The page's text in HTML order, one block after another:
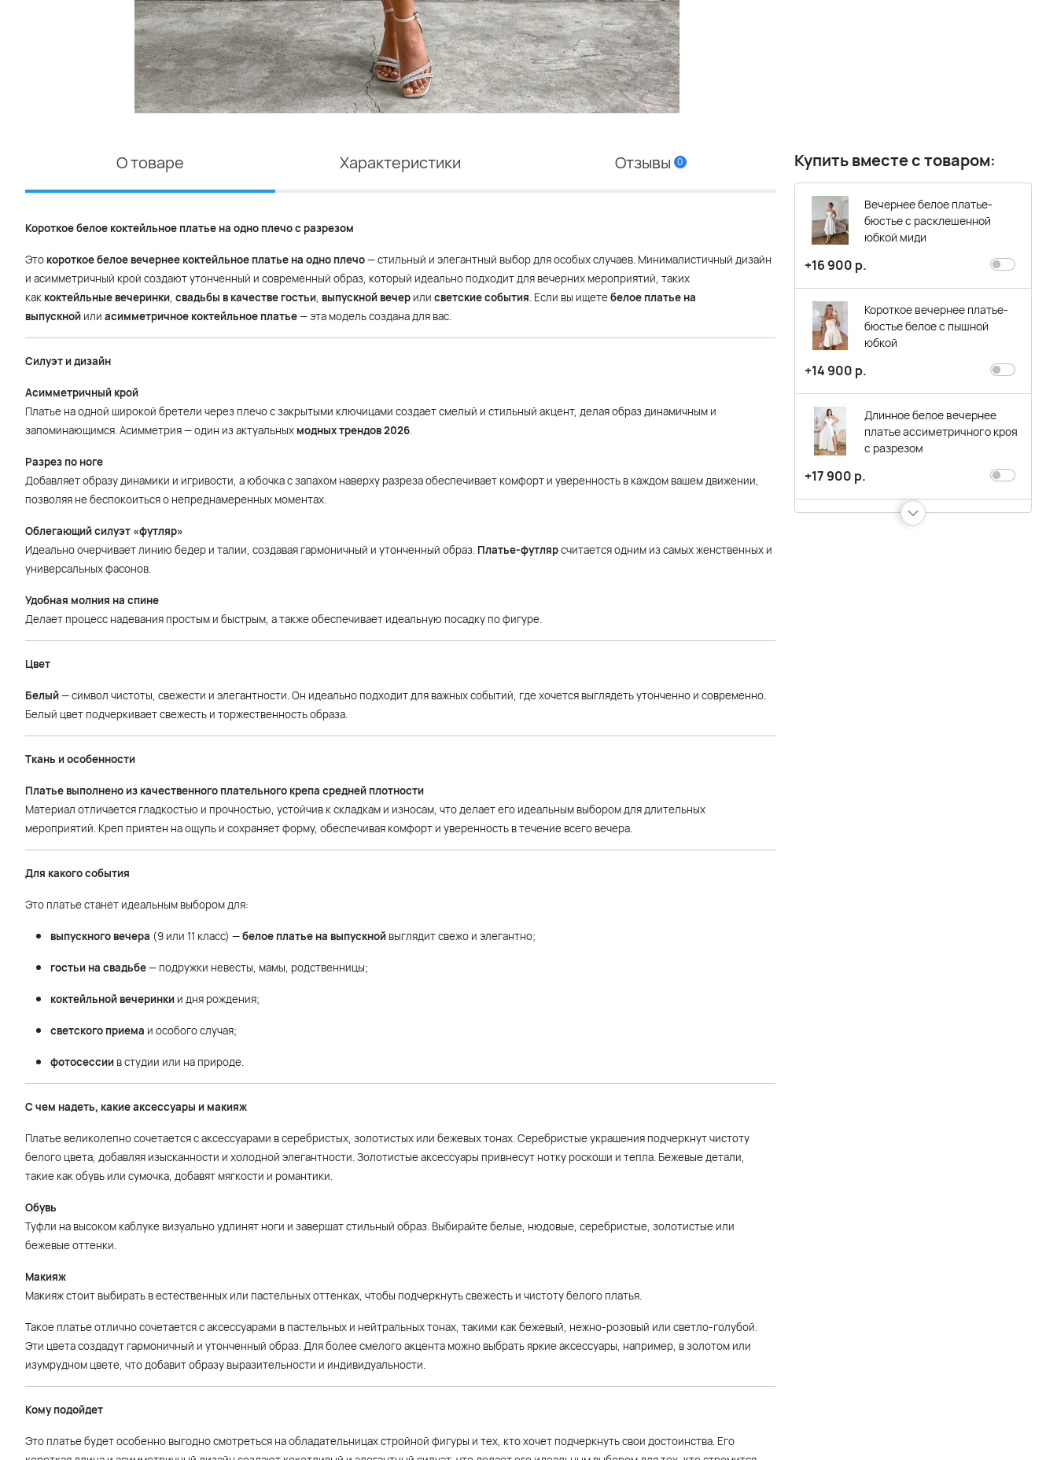
Купить вместе с товаром:
Вечернее белое платье-
бюстье с расклешенной
юбкой миди
+16 900 р.
Короткое вечернее платье-
бюстье белое с пышной
юбкой
+14 900 р.
Длинное белое вечернее
платье ассиметричного кроя
с разрезом
+17 900 р.
Молочно-белое платье миди
О товаре Характеристики Отзывы 0
Короткое белое коктейльное платье на одно плечо с разрезом
Это короткое белое вечернее коктейльное платье на одно плечо— стильный и элегантный выбор для особых случаев. Минималистичный дизайн
и асимметричный крой создают утонченный и современный образ, который идеально подходит для вечерних мероприятий, таких
как коктейльные вечеринки, свадьбы в качестве гостьи, выпускной вечер или светские события. Если вы ищетебелое платье на
выпускной или асимметричное коктейльное платье— эта модель создана для вас.
Силуэт и дизайн
Асимметричный крой
Платье на одной широкой бретели через плечо с закрытыми ключицами создает смелый и стильный акцент, делая образ динамичным и
запоминающимся. Асимметрия — один из актуальных модных трендов 2026.
Разрез по ноге
Добавляет образу динамики и игривости, а юбочка с запахом наверху разреза обеспечивает комфорт и уверенность в каждом вашем движении,
позволяя не беспокоиться о непреднамеренных моментах.
Облегающий силуэт «футляр»
Идеально очерчивает линию бедер и талии, создавая гармоничный и утонченный образ. Платье-футлярсчитается одним из самых женственных и
универсальных фасонов.
Удобная молния на спине
Делает процесс надевания простым и быстрым, а также обеспечивает идеальную посадку по фигуре.
Цвет
Белый— символ чистоты, свежести и элегантности. Он идеально подходит для важных событий, где хочется выглядеть утонченно и современно.
Белый цвет подчеркивает свежесть и торжественность образа.
Ткань и особенности
Платье выполнено из качественного плательного крепа средней плотности
Материал отличается гладкостью и прочностью, устойчив к складкам и износам, что делает его идеальным выбором для длительных
мероприятий. Креп приятен на ощупь и сохраняет форму, обеспечивая комфорт и уверенность в течение всего вечера.
Для какого события
Это платье станет идеальным выбором для:
выпускного вечера (9 или 11 класс) —белое платье на выпускной выглядит свежо и элегантно;
гостьи на свадьбе— подружки невесты, мамы, родственницы;
коктейльной вечеринки и дня рождения;
светского приема и особого случая;
фотосессии в студии или на природе.
С чем надеть, какие аксессуары и макияж
Платье великолепно сочетается с аксессуарами в серебристых, золотистых или бежевых тонах. Серебристые украшения подчеркнут чистоту
белого цвета, добавляя изысканности и холодной элегантности. Золотистые аксессуары привнесут нотку роскоши и тепла. Бежевые детали,
такие как обувь или сумочка, добавят мягкости и романтики.
Обувь
Туфли на высоком каблуке визуально удлинят ноги и завершат стильный образ. Выбирайте белые, нюдовые, серебристые, золотистые или
бежевые оттенки.
Макияж
Макияж стоит выбирать в естественных или пастельных оттенках, чтобы подчеркнуть свежесть и чистоту белого платья.
Такое платье отлично сочетается с аксессуарами в пастельных и нейтральных тонах, такими как бежевый, нежно-розовый или светло-голубой.
Эти цвета создадут гармоничный и утонченный образ. Для более смелого акцента можно выбрать яркие аксессуары, например, в золотом или
изумрудном цвете, что добавит образу выразительности и индивидуальности.
Кому подойдет
Это платье будет особенно выгодно смотреться на обладательницах стройной фигуры и тех, кто хочет подчеркнуть свои достоинства. Его